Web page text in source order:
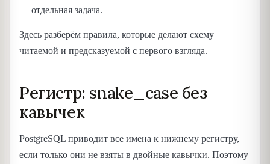
— отдельная задача.
Здесь разберём правила, которые делают схему
читаемой и предсказуемой с первого взгляда.
Регистр: snake_case без
кавычек
PostgreSQL приводит все имена к нижнему регистру,
если только они не взяты в двойные кавычки. Поэтому